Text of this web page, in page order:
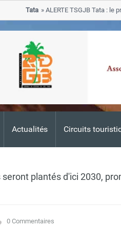
Actualités Circuits
ALERTE TSGJB Tata : le
progresse dans les zones sinistrees
plantés d'ici 2030,
0 Commentaires